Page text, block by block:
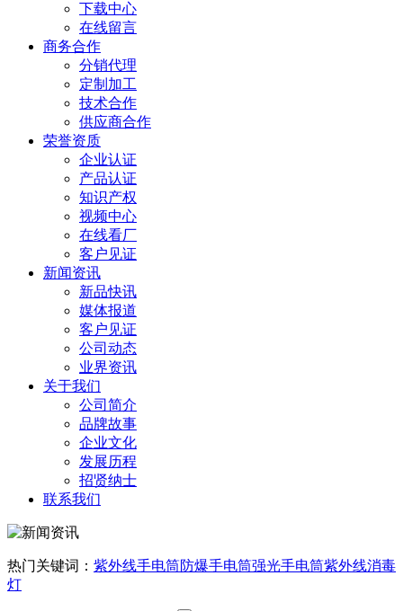
下载中心
在线留言
商务合作
分销代理
定制加工
技术合作
供应商合作
荣誉资质
企业认证
产品认证
知识产权
视频中心
在线看厂
客户见证
新闻资讯
新品快讯
媒体报道
客户见证
公司动态
业界资讯
关于我们
公司简介
品牌故事
企业文化
发展历程
招贤纳士
联系我们
热门关键词： 紫外线手电筒防爆手电筒强光手电筒紫外线消毒
灯